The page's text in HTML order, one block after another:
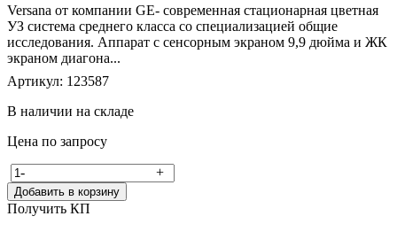
Versana от компании GE- современная стационарная цветная
УЗ система среднего класса со специализацией общие
исследования. Аппарат с сенсорным экраном 9,9 дюйма и ЖК
экраном диагона...
Артикул: 123587
В наличии на складе
Цена по запросу
- +
Добавить в корзину
Получить КП